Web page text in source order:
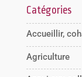
Catégories
Accueillir,
Agriculture